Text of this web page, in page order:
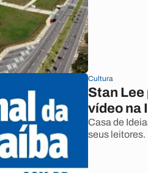
Cultura
Stan Lee
vídeo na
Casa de
seus leitores.